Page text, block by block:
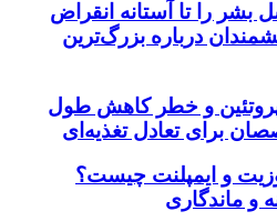
بشر را تا آستانه انقراض
درباره بزرگ‌ترین
و خطر کاهش طول
و ایمپلنت چیست؟
و ماندگاری